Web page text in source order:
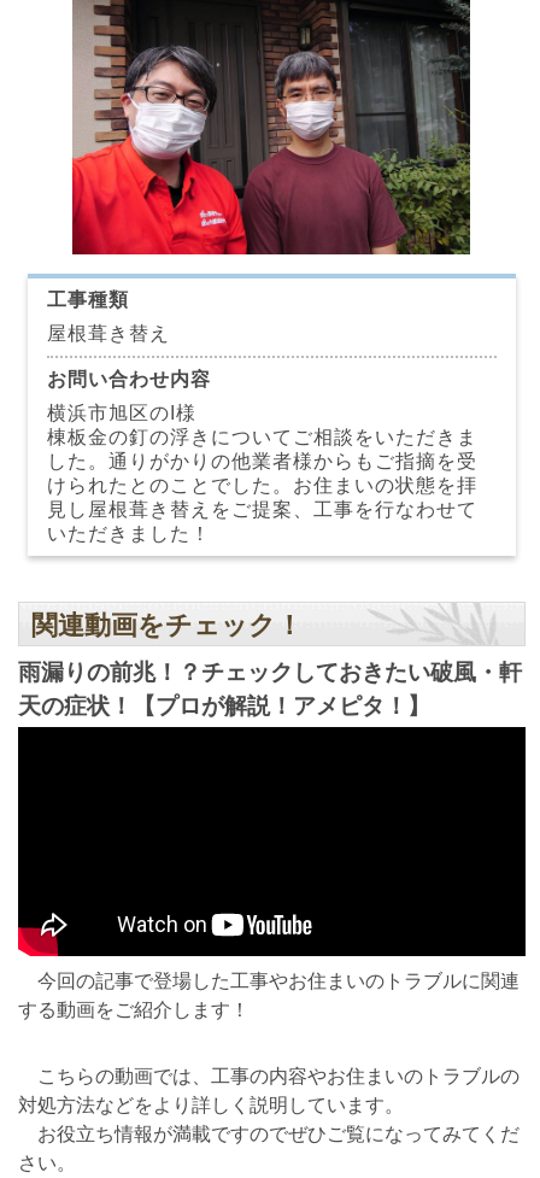
工事種類
屋根葺き替え
お問い合わせ内容
横浜市旭区のI様
棟板金の釘の浮きについてご相談をいただきま
した。通りがかりの他業者様からもご指摘を受
けられたとのことでした。お住まいの状態を拝
見し屋根葺き替えをご提案、工事を行なわせて
いただきました！
関連動画をチェック！
雨漏りの前兆！？チェックしておきたい破風・軒
天の症状！【プロが解説！アメピタ！】
今回の記事で登場した工事やお住まいのトラブルに関連
する動画をご紹介します！
こちらの動画では、工事の内容やお住まいのトラブルの
対処方法などをより詳しく説明しています。
お役立ち情報が満載ですのでぜひご覧になってみてくだ
さい。